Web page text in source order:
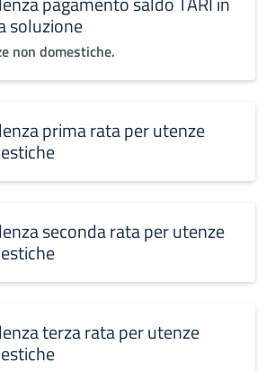
soluzione
non domestiche.
prima rata per utenze
seconda rata per utenze
terza rata per utenze